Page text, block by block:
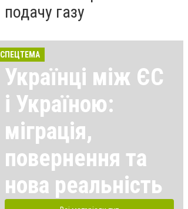
подачу газу
СПЕЦТЕМА
Українці між ЄС
і Україною:
міграція,
повернення та
нова реальність